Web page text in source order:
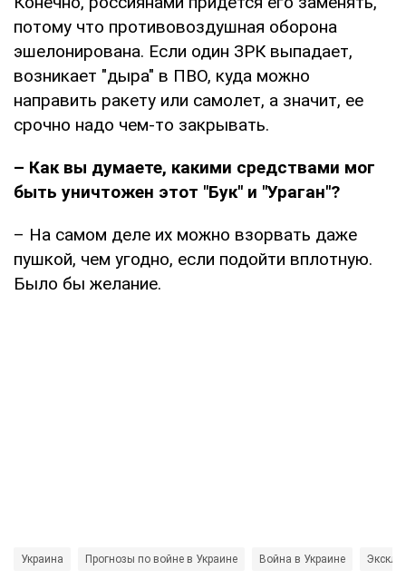
потому что противовоздушная оборона
эшелонирована. Если один ЗРК выпадает,
возникает "дыра" в ПВО, куда можно
направить ракету или самолет, а значит, ее
срочно надо чем-то закрывать.
– Как вы думаете, какими средствами мог
быть уничтожен этот "Бук" и "Ураган"?
– На самом деле их можно взорвать даже
пушкой, чем угодно, если подойти вплотную.
Было бы желание.
Украина Прогнозы по войне в Украине Война в Украине